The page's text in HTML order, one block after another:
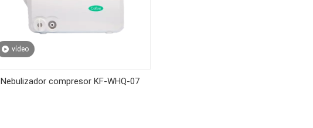
vídeo
Nebulizador compresor KF-WHQ-07